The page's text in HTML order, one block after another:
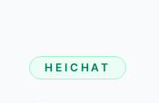
HEICHAT